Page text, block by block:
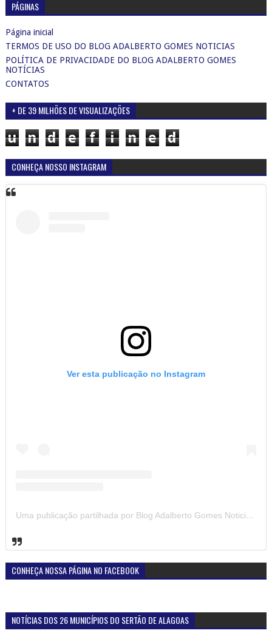
PÁGINAS
Página inicial
TERMOS DE USO DO BLOG ADALBERTO GOMES NOTICIAS
POLÍTICA DE PRIVACIDADE DO BLOG ADALBERTO GOMES
NOTÍCIAS
CONTATOS
+ DE 39 MILHÕES DE VISUALIZAÇÕES
u n d e f i n e d
CONHEÇA NOSSO INSTAGRAM
Ver esta publicação no Instagram
Uma publicação partilhada por Blog Adalberto Gomes Noticias (@blogadalbertogomesnoticiass)
CONHEÇA NOSSA PÁGINA NO FACEBOOK
NOTÍCIAS DOS 26 MUNICÍPIOS DO SERTÃO DE ALAGOAS